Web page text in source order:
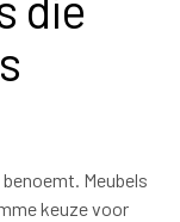
Meubels
keuze voor